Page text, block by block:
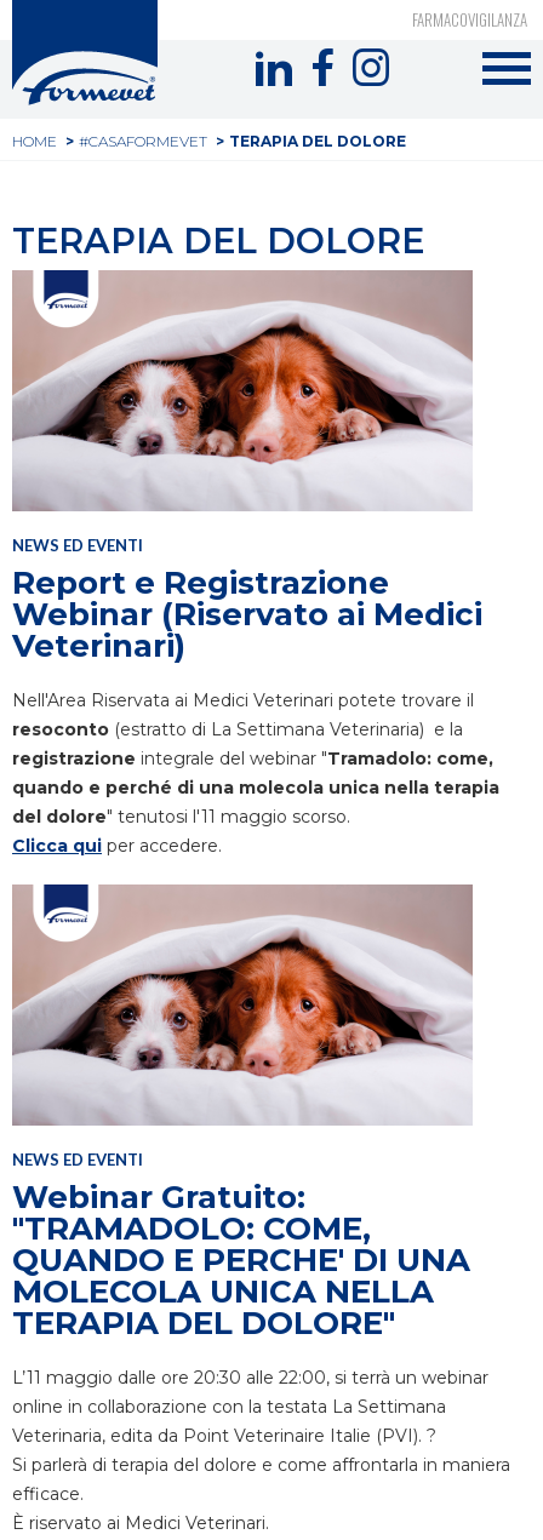
contenuto
principale
header
FARMACOVIGILANZA
Formevet
Menu
Tu
qui
HOME #CASAFORMEVET TERAPIA DEL DOLORE
TERAPIA DEL DOLORE
NEWS ED EVENTI
Report e Registrazione
Webinar (Riservato ai Medici
Veterinari)
Nell'Area Riservata ai Medici Veterinari potete trovare il
resoconto (estratto di La Settimana Veterinaria) e la
registrazione integrale del webinar "Tramadolo: come,
quando e perché di una molecola unica nella terapia
del dolore" tenutosi l'11 maggio scorso.
Clicca qui per accedere.
NEWS ED EVENTI
Webinar Gratuito:
"TRAMADOLO: COME,
QUANDO E PERCHE' DI UNA
MOLECOLA UNICA NELLA
TERAPIA DEL DOLORE"
L’11 maggio dalle ore 20:30 alle 22:00, si terrà un webinar
online in collaborazione con la testata La Settimana
Veterinaria, edita da Point Veterinaire Italie (PVI). ?
Si parlerà di terapia del dolore e come affrontarla in maniera
efficace.
È riservato ai Medici Veterinari.